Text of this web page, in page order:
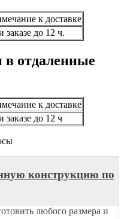
к доставке
заказе до 12 ч.
в отдаленные
к доставке
заказе до 12 ч
конструкцию по
любого размера и